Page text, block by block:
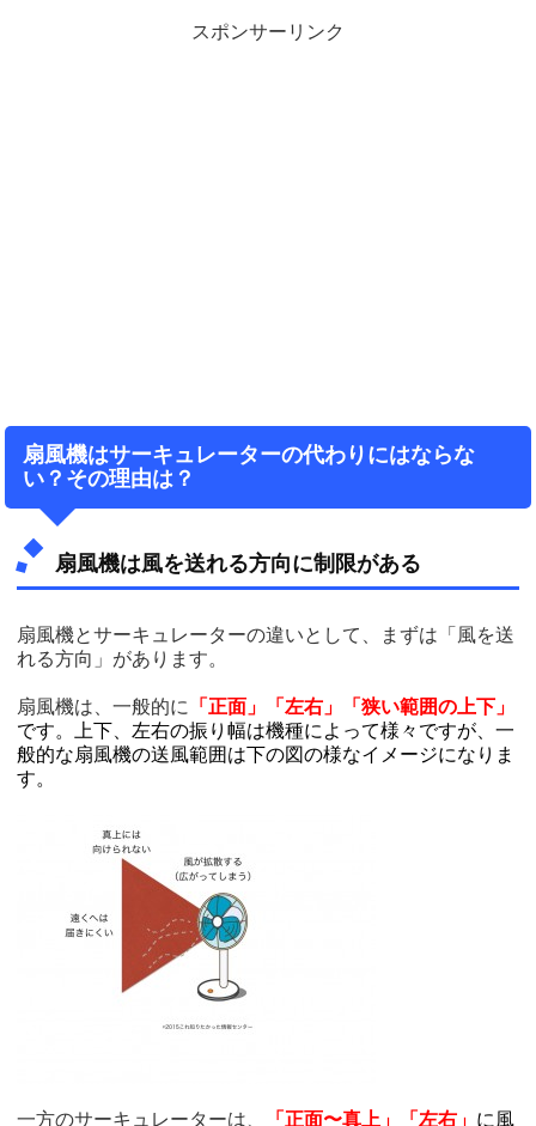
スポンサーリンク
扇風機はサーキュレーターの代わりにはならな
い？その理由は？
扇風機は風を送れる方向に制限がある
扇風機とサーキュレーターの違いとして、まずは「風を送
れる方向」があります。
扇風機は、一般的に
「正面」「左右」「狭い範囲の上下」
です。上下、左右の振り幅は機種によって様々ですが、一
般的な扇風機の送風範囲は下の図の様なイメージになりま
す。
一方のサーキュレーターは、 「正面〜真上」「左右」 に風